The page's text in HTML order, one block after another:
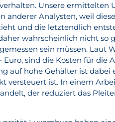
Unsere ermittelten
anderer Analysten, weil
und die letztendlich
wahrscheinlich nicht so
sein müssen. Laut
Euro, sind die Kosten für
auf hohe Gehälter ist
versteuert ist. In einem
der reduziert das